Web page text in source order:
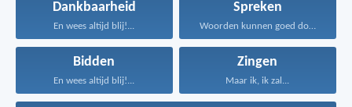
Dankbaarheid
En wees altijd blij!...
Spreken
Woorden kunnen goed doen...
Bidden
En wees altijd blij!...
Zingen
Maar ik, ik zal...